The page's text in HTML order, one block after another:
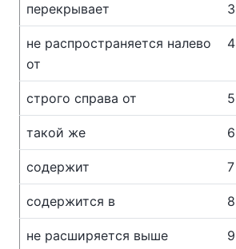
перекрывает 3
не распространяется налево
от
4
строго справа от 5
такой же 6
содержит 7
содержится в 8
не расширяется выше 9